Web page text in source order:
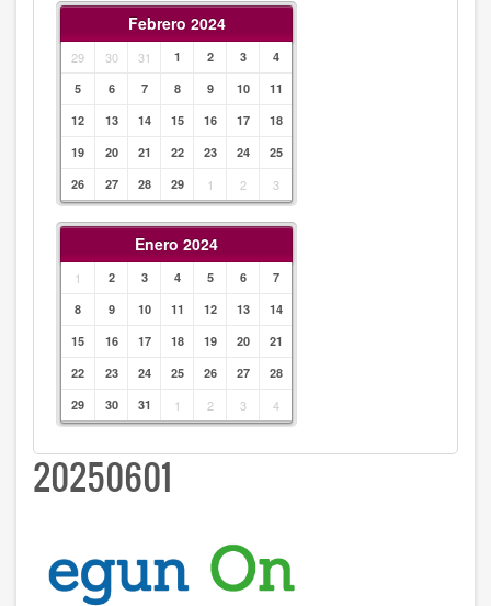
Febrero 2024
29 30 31 1 2 3
4
5
6 7 8 9 10
11
12
13 14 15 16 17
18
19
20 21 22 23 24
25
26
27 28 29 1 2 3
Enero 2024
1 2 3 4 5 6
7
8
9 10 11 12 13
14
15
16 17 18 19 20
21
22
23 24 25 26 27
28
29
30 31 1 2 3 4
20250601